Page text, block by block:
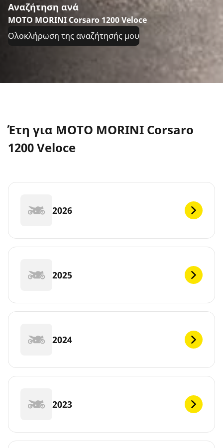
Αναζήτηση ανά
MOTO MORINI Corsaro 1200 Veloce
Ολοκλήρωση της αναζήτησής μου
Έτη για MOTO MORINI Corsaro
1200 Veloce
2026
2025
2024
2023